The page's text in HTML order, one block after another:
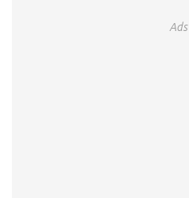
Ads